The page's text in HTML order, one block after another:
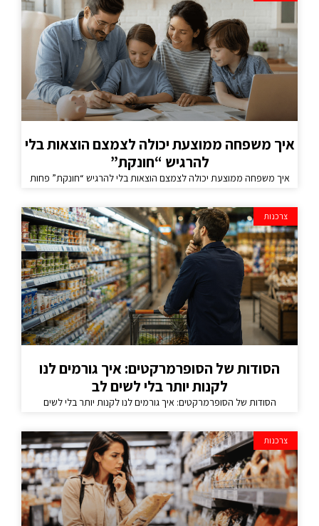
איך משפחה ממוצעת יכולה לצמצם הוצאות בלי
להרגיש “חונקת”
איך משפחה ממוצעת יכולה לצמצם הוצאות בלי להרגיש “חונקת” פחות
צרכנות
הסודות של הסופרמרקטים: איך גורמים לנו
לקנות יותר בלי לשים לב
הסודות של הסופרמרקטים: איך גורמים לנו לקנות יותר בלי לשים
צרכנות